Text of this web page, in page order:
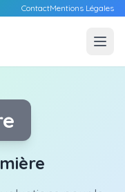
ContactMentions Légales